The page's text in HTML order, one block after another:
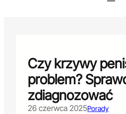
Czy krzywy
problem?
zdiagnozować
26 czerwca 2025Porady